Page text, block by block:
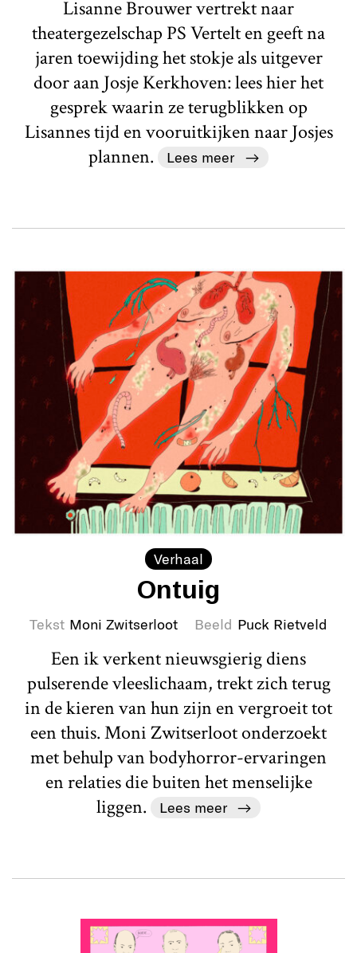
Lisanne Brouwer vertrekt naar
theatergezelschap PS Vertelt en geeft na
jaren toewijding het stokje als uitgever
door aan Josje Kerkhoven: lees hier het
gesprek waarin ze terugblikken op
Lisannes tijd en vooruitkijken naar Josjes
plannen.
Lees meer
Verhaal
Ontuig
Tekst Moni Zwitserloot Beeld Puck Rietveld
Een ik verkent nieuwsgierig diens
pulserende vleeslichaam, trekt zich terug
in de kieren van hun zijn en vergroeit tot
een thuis. Moni Zwitserloot onderzoekt
met behulp van bodyhorror-ervaringen
en relaties die buiten het menselijke
liggen.
Lees meer